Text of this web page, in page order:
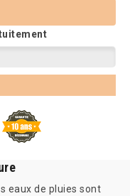
eaux de pluies sont